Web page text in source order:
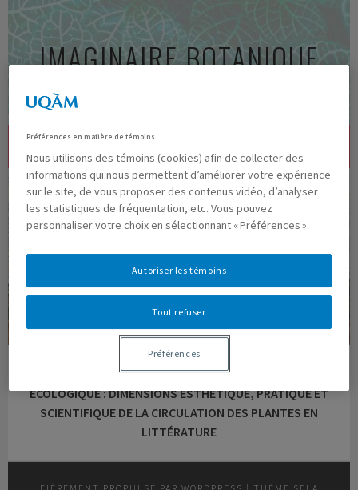
contenu
principalIMAGINAIRE BOTANIQUE
L’IMAGINAIRE BOTANIQUE ET LA SENSIBILITÉ
ÉCOLOGIQUE : DIMENSIONS ESTHÉTIQUE, PRATIQUE ET
SCIENTIFIQUE DE LA CIRCULATION DES PLANTES EN
LITTÉRATURE
Préférences en matière de témoins
Nous utilisons des témoins (cookies) afin de collecter des
informations qui nous permettent d’améliorer votre expérience
sur le site, de vous proposer des contenus vidéo, d’analyser
les statistiques de fréquentation, etc. Vous pouvez
personnaliser votre choix en sélectionnant « Préférences ».
Tout refuser
Autoriser les témoins
Préférences